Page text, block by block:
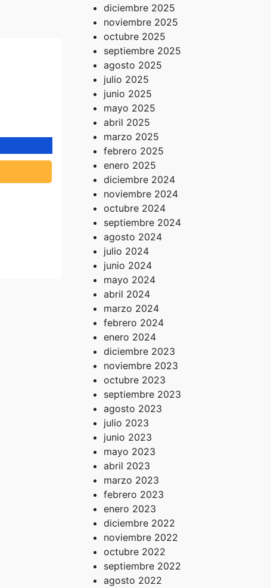
diciembre 2025
noviembre 2025
octubre 2025
septiembre 2025
agosto 2025
julio 2025
junio 2025
mayo 2025
abril 2025
marzo 2025
febrero 2025
enero 2025
diciembre 2024
noviembre 2024
octubre 2024
septiembre 2024
agosto 2024
julio 2024
junio 2024
mayo 2024
abril 2024
marzo 2024
febrero 2024
enero 2024
diciembre 2023
noviembre 2023
octubre 2023
septiembre 2023
agosto 2023
julio 2023
junio 2023
mayo 2023
abril 2023
marzo 2023
febrero 2023
enero 2023
diciembre 2022
noviembre 2022
octubre 2022
septiembre 2022
agosto 2022